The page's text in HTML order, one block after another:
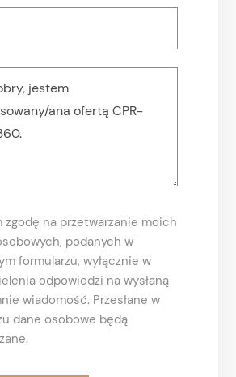
zgodę na przetwarzanie moich
podanych w
formularzu, wyłącznie w
odpowiedzi na wysłaną
wiadomość. Przesłane w
dane osobowe będą